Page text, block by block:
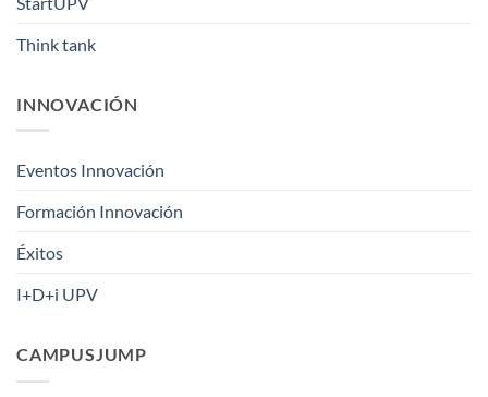
Think tank
INNOVACIÓN
Eventos Innovación
Formación Innovación
Éxitos
I+D+i UPV
CAMPUSJUMP